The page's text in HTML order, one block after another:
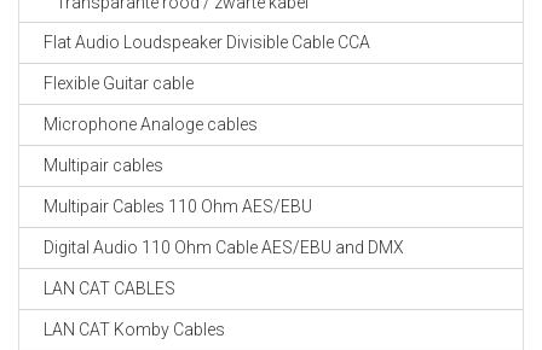
Flat Audio Loudspeaker Divisible Cable CCA
Flexible Guitar cable
Microphone Analoge cables
Multipair cables
Multipair Cables 110 Ohm AES/EBU
Digital Audio 110 Ohm Cable AES/EBU and DMX
LAN CAT CABLES
LAN CAT Komby Cables